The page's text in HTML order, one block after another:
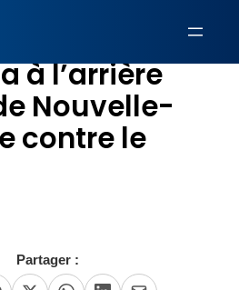
à l’arrière
Nouvelle-
contre le
Partager :